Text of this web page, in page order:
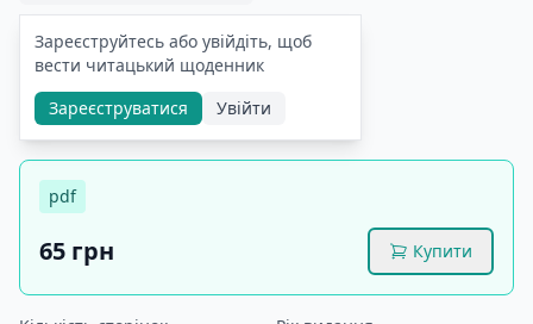
Зареєструйтесь або увійдіть, щоб
вести читацький щоденник
Зареєструватися
Увійти
pdf
65 грн Купити